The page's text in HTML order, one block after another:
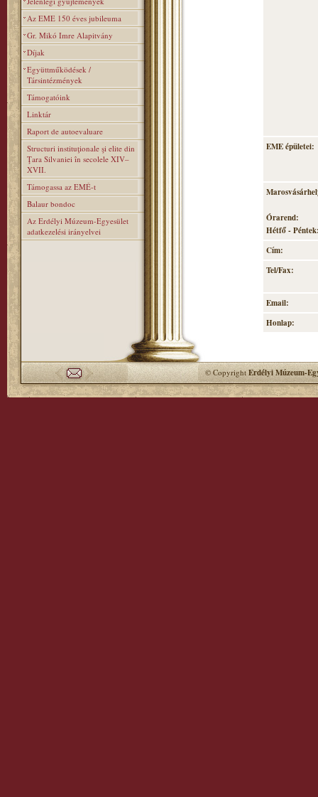
Az EME 150 éves jubileuma
Gr. Mikó Imre Alapitvány
Díjak
Együttműködések /
Társintézmények
Támogatóink
Linktár
Raport de autoevaluare
Structuri instituţionale şi elite din
Ţara Silvaniei în secolele XIV–
XVII.
Támogassa az EMÉ-t
Balaur bondoc
Az Erdélyi Múzeum-Egyesület
adatkezelési irányelvei
EME épületei:
Órarend:
Hétfő -
Cím:
Tel/Fax:
Email:
Honlap:
© CopyrightErdélyi Múzeum-